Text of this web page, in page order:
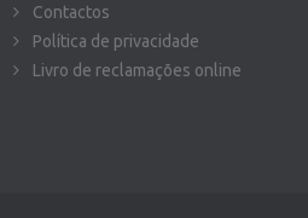
Contactos
Política de privacidade
Livro de reclamações online